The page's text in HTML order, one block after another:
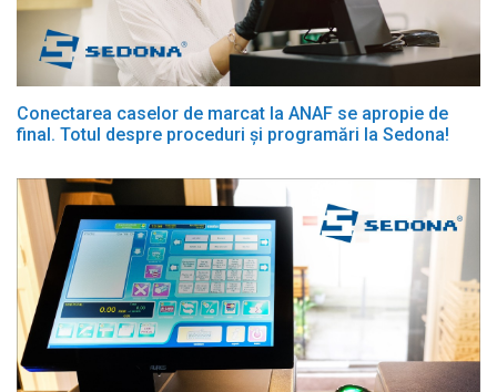
Conectarea caselor de marcat la ANAF se apropie de
final. Totul despre proceduri și programări la Sedona!